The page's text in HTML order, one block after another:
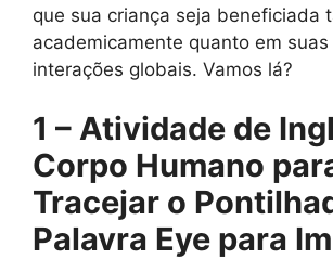
que sua criança seja beneficiada
academicamente quanto em
interações globais. Vamos lá?
1 – Atividade de
Corpo Humano
Tracejar o
Palavra Eye para